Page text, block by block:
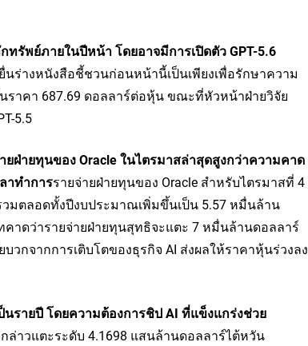
รัพย์ภายในปีหน้า โดยอาจมีการเปิดตัว GPT-5.6
ร่างหนังสือชี้ชวนก่อนหน้านี้เป็นเพียงเพื่อรักษาความ
ราคา 687.69 ดอลลาร์ต่อหุ้น ขณะที่หัวหน้าฝ่ายวิจัย
5.5
ฝ่ายทุนของ Oracle ในไตรมาสล่าสุดสูงกว่าความคาด
าทำการรายจ่ายฝ่ายทุนของ Oracle สำหรับไตรมาสที่ 4
มตลอดทั้งปีงบประมาณเพิ่มขึ้นเป็น 5.57 หมื่นล้าน
าดว่ารายจ่ายฝ่ายทุนสุทธิจะแตะ 7 หมื่นล้านดอลลาร์
กจากการเติบโตของธุรกิจ AI ส่งผลให้ราคาหุ้นร่วงลง
นรายปี โดยความต้องการชิป AI ที่แข็งแกร่งช่วย
กล่าวแตะระดับ 4.1698 แสนล้านดอลลาร์ไต้หวัน